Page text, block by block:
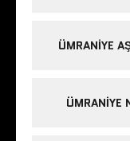
ÜMRANIYE
ÜMRANIYE